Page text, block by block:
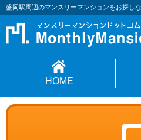
盛岡駅周辺のマンスリーマンションをお探し
HOME